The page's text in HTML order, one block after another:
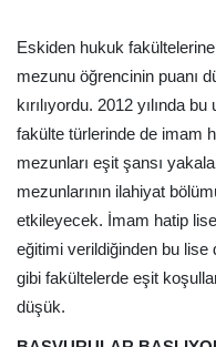
Eskiden hukuk
mezunu öğrencinin puanı
kırılıyordu. 2012 yılında
fakülte türlerinde de imam
mezunları eşit şansı
mezunlarının ilahiyat
etkileyecek. İmam hatip
eğitimi verildiğinden bu lise
gibi fakültelerde eşit
düşük.